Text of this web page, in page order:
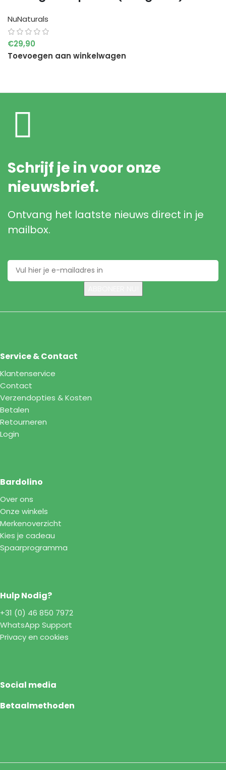
NuNaturals
€29,90
Toevoegen aan winkelwagen
Schrijf je in voor onze
nieuwsbrief.
Ontvang het laatste nieuws direct in je
mailbox.
Service & Contact
Klantenservice
Contact
Verzendopties & Kosten
Betalen
Retourneren
Login
Bardolino
Over ons
Onze winkels
Merkenoverzicht
Kies je cadeau
Spaarprogramma
Hulp Nodig?
+31 (0) 46 850 7972
WhatsApp Support
Privacy en cookies
Social media
Betaalmethoden